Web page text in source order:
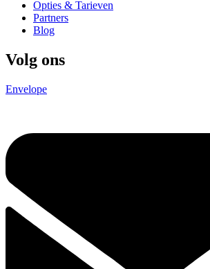
Opties & Tarieven
Partners
Blog
Volg ons
Envelope